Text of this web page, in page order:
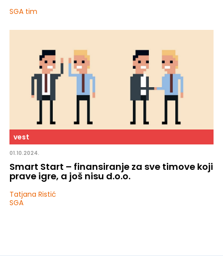
SGA tim
vest
01.10.2024.
Smart Start – finansiranje za sve timove koji
prave igre, a još nisu d.o.o.
Tatjana Ristić
SGA